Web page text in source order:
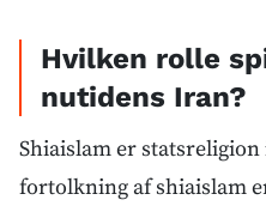
Hvilken rolle
nutidens Iran?
Shiaislam er
fortolkning af shiaislam